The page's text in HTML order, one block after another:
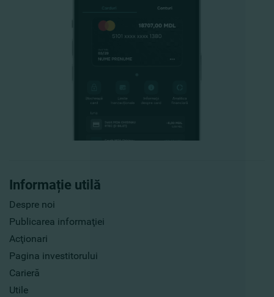
Informație utilă
Despre noi
Publicarea informaţiei
Acţionari
Pagina investitorului
Carieră
Utile